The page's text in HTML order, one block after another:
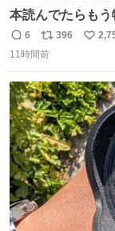
本読んでたらも
きた
返
信
6
リ
ポ
ト
数
396
い
数
11時間前